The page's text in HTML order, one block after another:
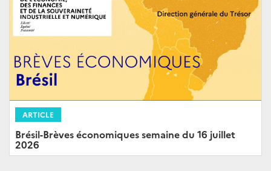
ARTICLE
Brésil-Brèves économiques semaine du 16 juillet
2026